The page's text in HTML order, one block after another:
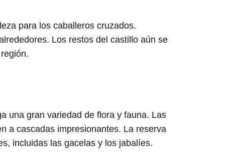
para los caballeros cruzados.
Los restos del castillo aún se
una gran variedad de flora y fauna. Las
a cascadas impresionantes. La reserva
incluidas las gacelas y los jabalíes.